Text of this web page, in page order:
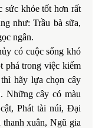
sức khỏe tốt hơn rất
như: Trầu bà sữa,
ngân.
có cuộc sống khó
phá trong việc kiếm
hãy lựa chọn cây
Những cây có màu
Phát tài núi, Đại
thanh xuân, Ngũ gia